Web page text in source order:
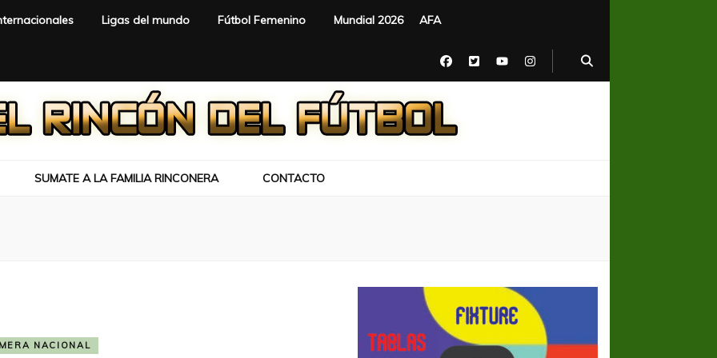
Ligas del mundo Fútbol Femenino Mundial 2026 AFA
SUMATE A LA FAMILIA RINCONERA CONTACTO
NACIONAL